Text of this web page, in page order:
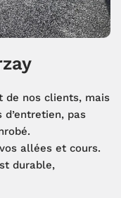
de nos clients, mais
pas
allées et cours.
durable,